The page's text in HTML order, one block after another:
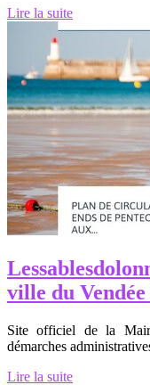
Lire la suite
ville du
Site officiel de la
démarches
Lire la suite